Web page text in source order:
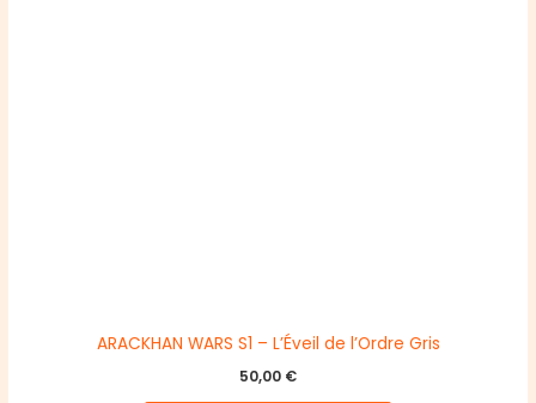
ARACKHAN WARS S1 – L’Éveil de l’Ordre Gris
50,00 €